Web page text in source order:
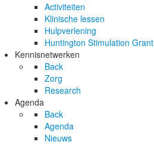
Activiteiten
Klinische lessen
Hulpverlening
Huntington Stimulation Grant
Kennisnetwerken
Back
Zorg
Research
Agenda
Back
Agenda
Nieuws